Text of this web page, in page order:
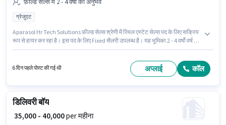
फ़ील्ड सेल्स में 2 - 4 वर्षो का अनुभव
ग्रेजुएट
Aparasol Hr Tech Solutions फ़ील्ड सेल्स श्रेणी में रियल एस्टेट सेल्स पद के लिए सक्रिय
रूप से हायर कर रहा है। इस पद के लिए Fixed सैलरी उपलब्ध है। यह भूमिका 2 - 4 वर्षो वर्ष के
6 दिन पहले पोस्ट की गई थी अप्लाई कॉल
डिलिवरी बॉय
₹ 35,000 - 40,000per महीना